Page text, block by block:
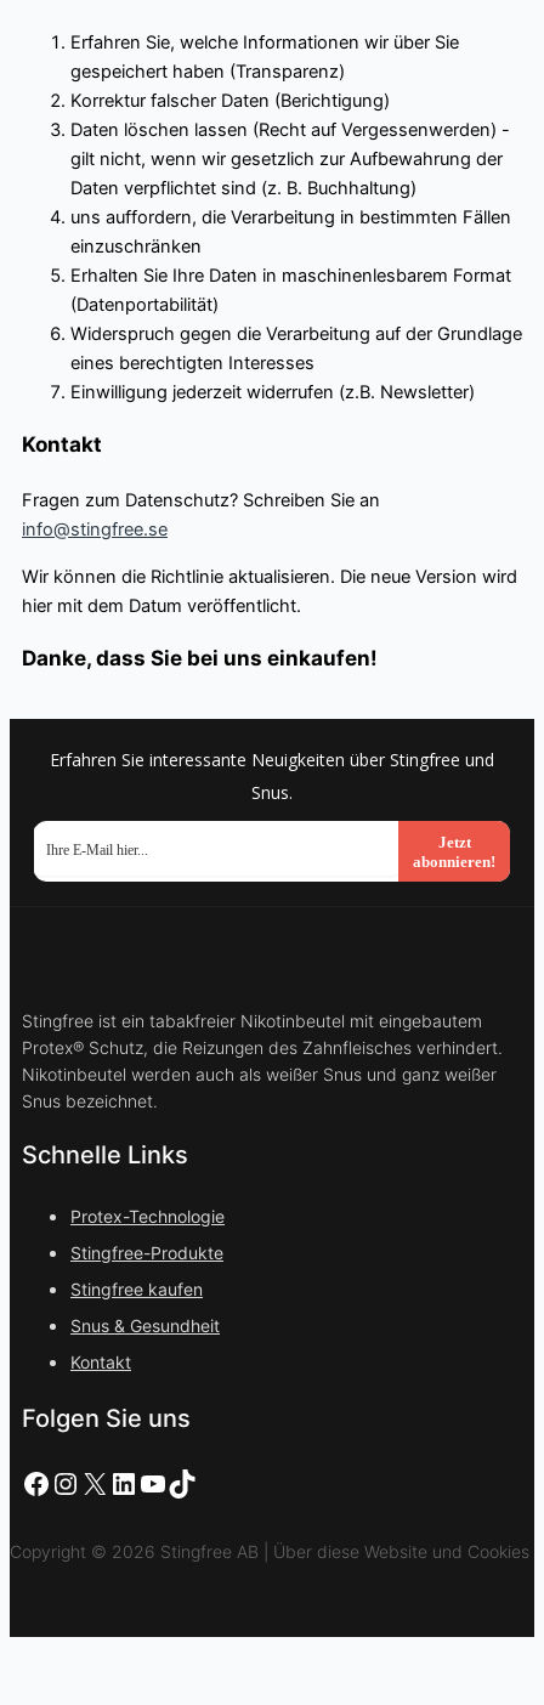
Erfahren Sie, welche Informationen wir über Sie
gespeichert haben (Transparenz)
Korrektur falscher Daten (Berichtigung)
Daten löschen lassen (Recht auf Vergessenwerden) -
gilt nicht, wenn wir gesetzlich zur Aufbewahrung der
Daten verpflichtet sind (z. B. Buchhaltung)
uns auffordern, die Verarbeitung in bestimmten Fällen
einzuschränken
Erhalten Sie Ihre Daten in maschinenlesbarem Format
(Datenportabilität)
Widerspruch gegen die Verarbeitung auf der Grundlage
eines berechtigten Interesses
Einwilligung jederzeit widerrufen (z.B. Newsletter)
Kontakt
Fragen zum Datenschutz? Schreiben Sie an
info@stingfree.se
Wir können die Richtlinie aktualisieren. Die neue Version wird
hier mit dem Datum veröffentlicht.
Danke, dass Sie bei uns einkaufen!
Erfahren Sie interessante Neuigkeiten über Stingfree und
Snus.
Jetzt
abonnieren!
Stingfree ist ein tabakfreier Nikotinbeutel mit eingebautem
Protex® Schutz, die Reizungen des Zahnfleisches verhindert.
Nikotinbeutel werden auch als weißer Snus und ganz weißer
Snus bezeichnet.
Schnelle Links
Protex-Technologie
Stingfree-Produkte
Stingfree kaufen
Snus & Gesundheit
Kontakt
Folgen Sie uns
Facebook
Instagram
X LinkedIn
YouTube
TikTok
Copyright © 2026 Stingfree AB | Über diese Website und Cookies